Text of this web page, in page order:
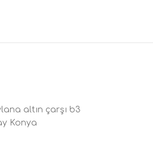
altın çarşı b3
Konya